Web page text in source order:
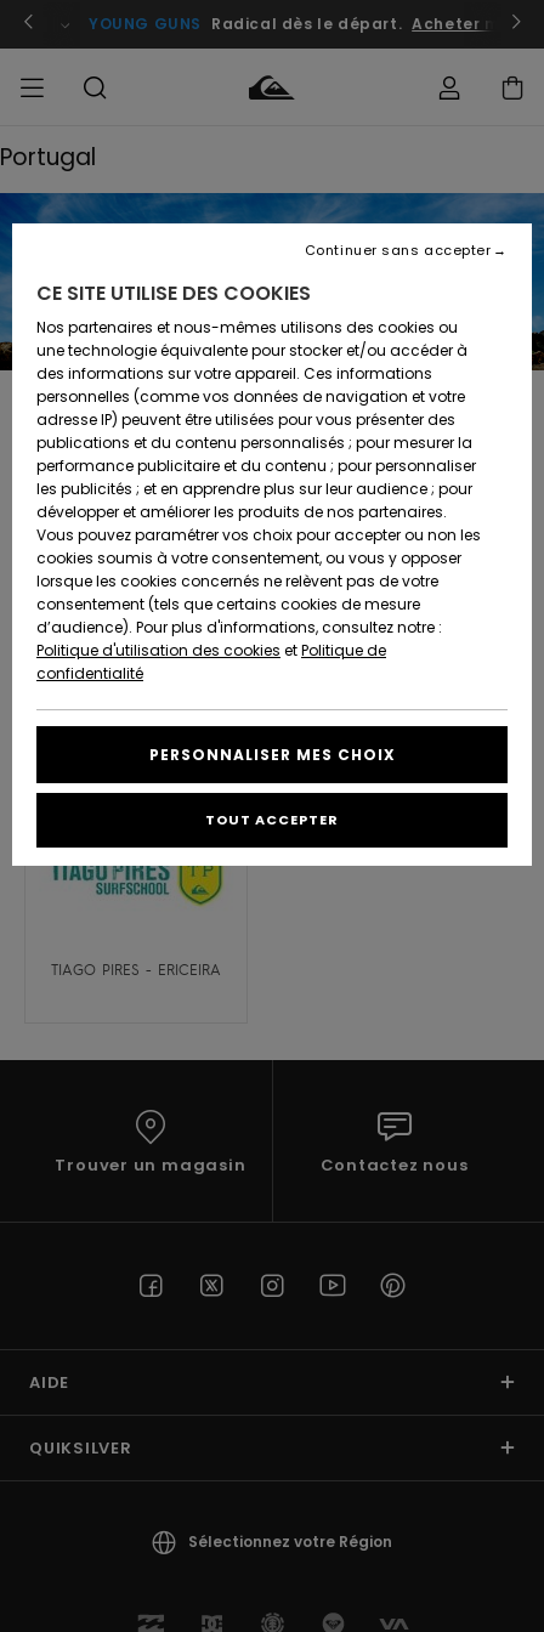
Se connecter / s'inscrire
YOUNG GUNS Radical dès le départ. Acheter
HOMME
Chaussures
& Tongs
Surf
Snow
Nouveautés
Découvrir
Chaussures
& Tongs
Surf
Snow
Nouveautés
Découvrir
FEMME
A
Découvrir
Snow
SURF
Shop
Homme
Surf
Shop
Enfant
Highlights
Communauté
SNOW
Shop
Homme
Snow
Shop
Enfant
Snow
Shop
Femme
A
Découvrir
Communauté
OUTLET
Homme
Enfant
Outlet
Femme
AIDE &
CONTACT
commande
Retours
Paiement
Carte
Cadeau
Quiksilver
Freedom
Protection
des
tailles
conversation
pour
plus rapide
une
réponses
les plus
et notre
formulaire
MAGASINS
QUIKSILVER
Portugal
Portugal
TIAGO PIRES - ERICEIRA
Trouver un magasin Contactez nous
AIDE
QUIKSILVER
Sélectionnez votre Région
CE SITE UTILISE DES COOKIES
Nos partenaires et nous-mêmes utilisons des cookies ou
une technologie équivalente pour stocker et/ou accéder à
des informations sur votre appareil. Ces informations
personnelles (comme vos données de navigation et votre
adresse IP) peuvent être utilisées pour vous présenter des
publications et du contenu personnalisés ; pour mesurer la
performance publicitaire et du contenu ; pour personnaliser
les publicités ; et en apprendre plus sur leur audience ; pour
développer et améliorer les produits de nos partenaires.
Vous pouvez paramétrer vos choix pour accepter ou non les
cookies soumis à votre consentement, ou vous y opposer
lorsque les cookies concernés ne relèvent pas de votre
consentement (tels que certains cookies de mesure
d’audience). Pour plus d'informations, consultez notre :
Politique d'utilisation des cookies etPolitique de
confidentialité
PERSONNALISER MES CHOIX
Continuer sans accepter
TOUT ACCEPTER